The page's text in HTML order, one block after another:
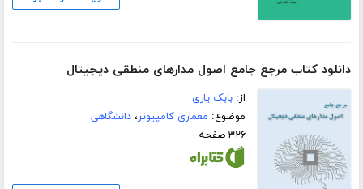
دانلود کتاب مرجع جامع اصول مدارهای منطقی دیجیتال
از:بابک یاری
موضوع: معماری کامپیوتر،دانشگاهی
۳۲۶ صفحه